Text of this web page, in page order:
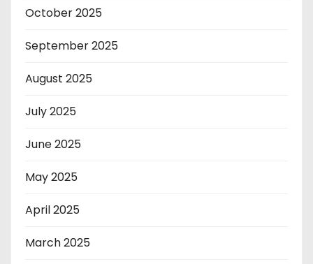
October 2025
September 2025
August 2025
July 2025
June 2025
May 2025
April 2025
March 2025